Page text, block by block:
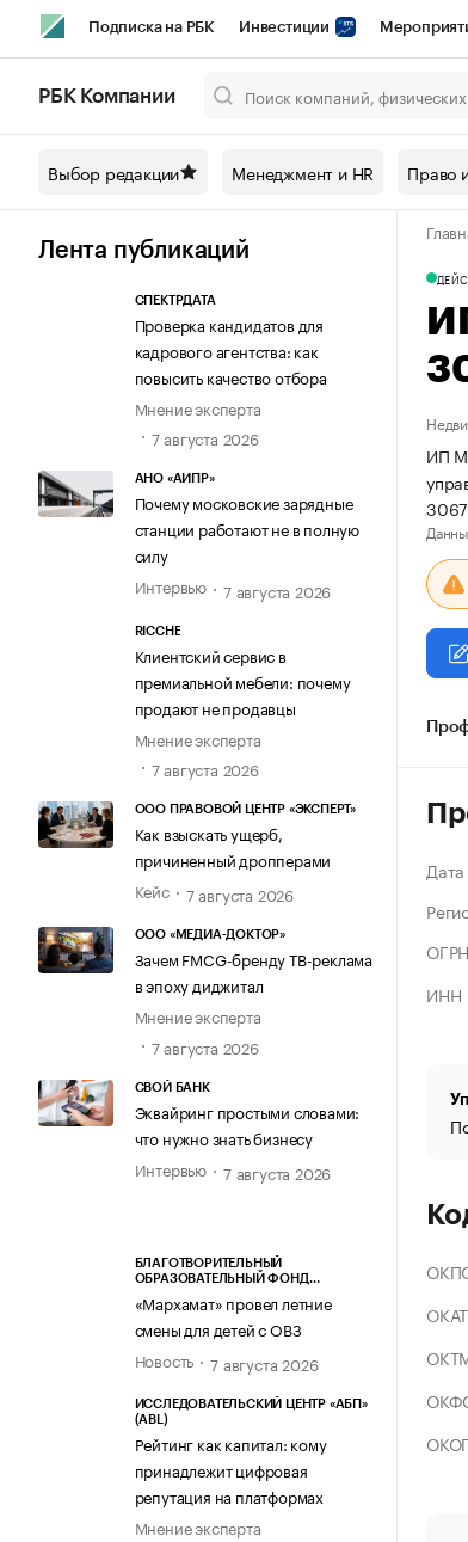
Подписка на РБК Инвестиции
Спецпроекты СПб Конференции СПб
Технологии и медиа Рынок
РБК Компании
Выбор редакции Менеджмент и HR Право
Лента публикаций
СПЕКТРДАТА
Проверка кандидатов для
кадрового агентства: как
повысить качество отбора
Мнение эксперта
7 августа 2026
АНО «АИПР»
Почему московские зарядные
станции работают не в полную
силу
Интервью
7 августа 2026
RICCHE
Клиентский сервис в
премиальной мебели: почему
продают не продавцы
Мнение эксперта
7 августа 2026
ООО ПРАВОВОЙ ЦЕНТР «ЭКСПЕРТ»
Как взыскать ущерб,
причиненный дропперами
Кейс
7 августа 2026
ООО «МЕДИА-ДОКТОР»
Зачем FMCG-бренду ТВ-реклама
в эпоху диджитал
Мнение эксперта
7 августа 2026
СВОЙ БАНК
Эквайринг простыми словами:
что нужно знать бизнесу
Интервью
7 августа 2026
БЛАГОТВОРИТЕЛЬНЫЙ
ОБРАЗОВАТЕЛЬНЫЙ ФОНД
«Мархамат» провел летние
смены для детей с ОВЗ
Новость
7 августа 2026
ИССЛЕДОВАТЕЛЬСКИЙ ЦЕНТР «АБП»
(ABL)
Рейтинг как капитал: кому
принадлежит цифровая
репутация на платформах
Мнение эксперта
ИП
ИНН